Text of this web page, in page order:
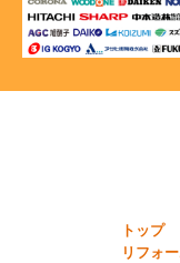
トップ
リフォ